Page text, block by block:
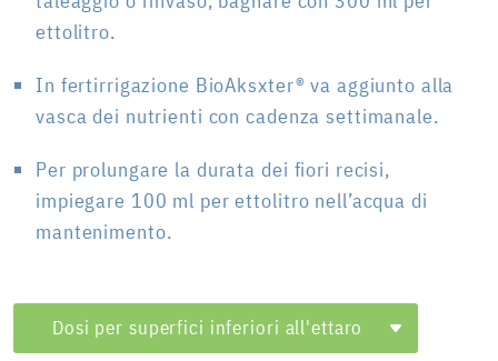
ettolitro.
In fertirrigazione BioAksxter® va aggiunto alla
vasca dei nutrienti con cadenza settimanale.
Per prolungare la durata dei fiori recisi,
impiegare 100 ml per ettolitro nell’acqua di
mantenimento.
Dosi per superfici inferiori all'ettaro